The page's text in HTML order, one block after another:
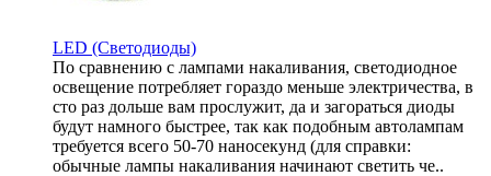
LED (Светодиоды)
По сравнению с лампами накаливания, светодиодное
освещение потребляет гораздо меньше электричества, в
сто раз дольше вам прослужит, да и загораться диоды
будут намного быстрее, так как подобным автолампам
требуется всего 50-70 наносекунд (для справки:
обычные лампы накаливания начинают светить че..